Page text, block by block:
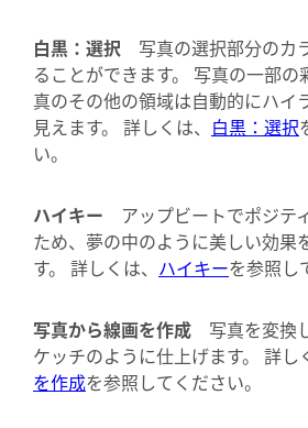
白黒：選択
写真の選択部分のカ
ることができます。 写真の一部の
真のその他の領域は自動的にハイ
見えます。 詳しくは、 白黒：選択
い。
ハイキー
アップビートでポジテ
ため、夢の中のように美しい効果
す。 詳しくは、 ハイキーを参照し
写真から線画を作成
写真を変換
ケッチのように仕上げます。 詳し
を作成を参照してください。